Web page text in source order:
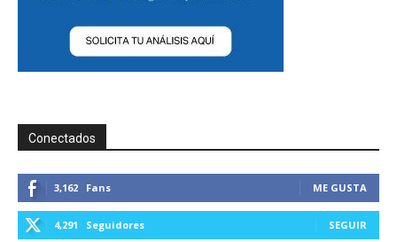
Conectados
3,162 Fans ME GUSTA
4,291 Seguidores SEGUIR